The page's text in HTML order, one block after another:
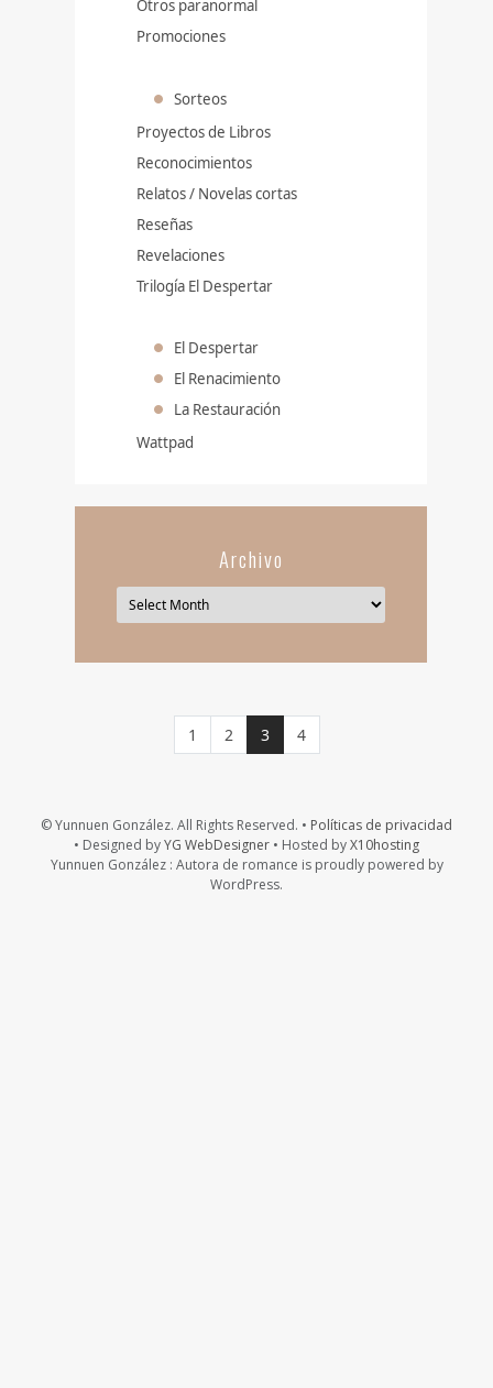
Otros paranormal
Promociones
Sorteos
Proyectos de Libros
Reconocimientos
Relatos / Novelas cortas
Reseñas
Revelaciones
Trilogía El Despertar
El Despertar
El Renacimiento
La Restauración
Wattpad
Archivo
Página
1 Página
2 Página actual
3 Página
4
© Yunnuen González. All Rights Reserved. • Políticas de privacidad
• Designed byYG WebDesigner • Hosted byX10hosting
Yunnuen González : Autora de romance is proudly powered by
WordPress.